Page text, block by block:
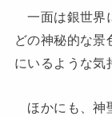
一面は銀世界
どの神秘的な景
にいるような気
ほかにも、神